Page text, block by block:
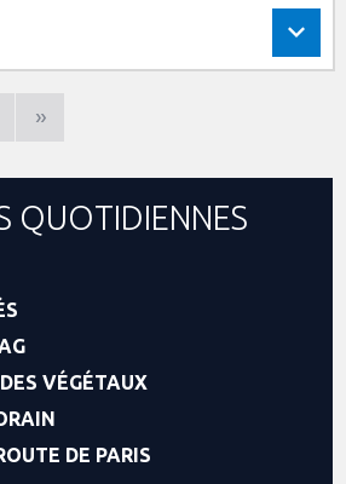
»
QUOTIDIENNES
VÉGÉTAUX
DE PARIS